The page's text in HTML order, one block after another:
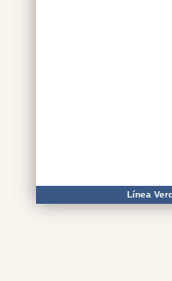
Línea